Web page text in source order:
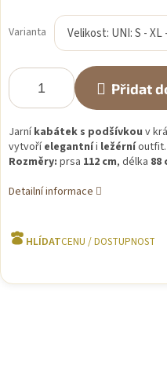
cena:
Varianta
Přidat
Jarníkabátek s podšívkou v
vytvoříelegantníi ležérníoutfit.
Rozměry: prsa 112 cm, délka 88
Detailní informace
HLÍDAT